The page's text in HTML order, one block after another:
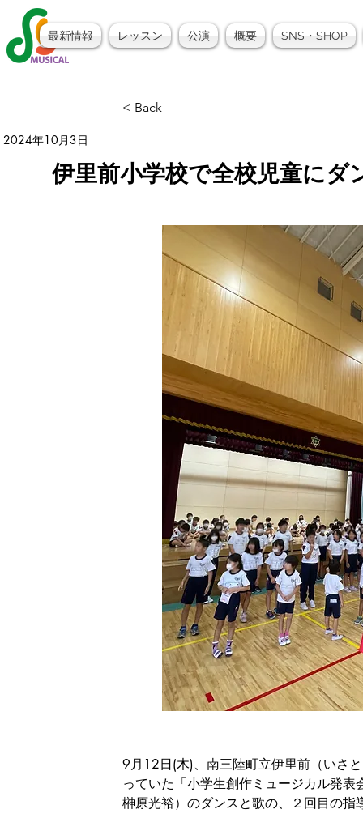
最新情報 レッスン 公演 概要 SNS・SHOP
< Back
2024年10月3日
伊里前小学校で全校児童に
9月12日(木)、南三陸町立伊里前（いさ
っていた「小学生創作ミュージカル発
榊原光裕）のダンスと歌の、２回目の指